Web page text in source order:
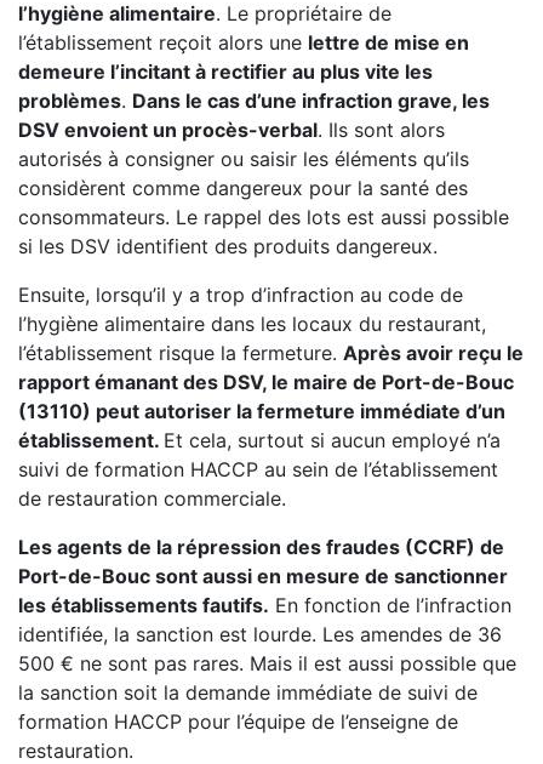
l’hygiène alimentaire. Le propriétaire de
l’établissement reçoit alors une lettre de mise en
demeure l’incitant à rectifier au plus vite les
problèmes. Dans le cas d’une infraction grave, les
DSV envoient un procès-verbal. Ils sont alors
autorisés à consigner ou saisir les éléments qu’ils
considèrent comme dangereux pour la santé des
consommateurs. Le rappel des lots est aussi possible
si les DSV identifient des produits dangereux.
Ensuite, lorsqu’il y a trop d’infraction au code de
l’hygiène alimentaire dans les locaux du restaurant,
l’établissement risque la fermeture. Après avoir reçu le
rapport émanant des DSV, le maire de Port-de-Bouc
(13110) peut autoriser la fermeture immédiate d’un
établissement. Et cela, surtout si aucun employé n’a
suivi de formation HACCP au sein de l’établissement
de restauration commerciale.
Les agents de la répression des fraudes (CCRF) de
Port-de-Bouc sont aussi en mesure de sanctionner
les établissements fautifs. En fonction de l’infraction
identifiée, la sanction est lourde. Les amendes de 36
500 € ne sont pas rares. Mais il est aussi possible que
la sanction soit la demande immédiate de suivi de
formation HACCP pour l’équipe de l’enseigne de
restauration.